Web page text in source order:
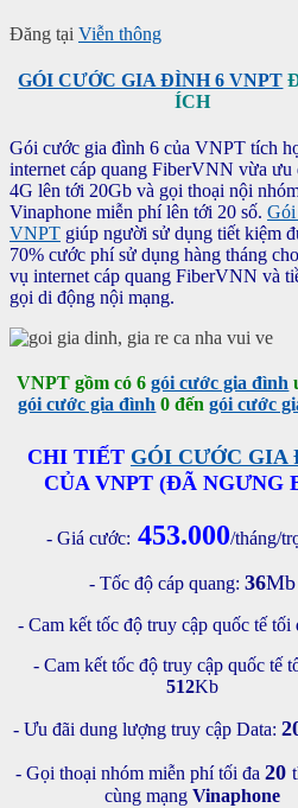
Đăng tại Viễn thông
GÓI CƯỚC GIA ĐÌNH 6 VNPT
ÍCH
Gói cước gia đình 6 của VNPT tích
internet cáp quang FiberVNN vừa ưu
4G lên tới 20Gb và gọi thoại nội
Vinaphone miễn phí lên tới 20 số. Gói
VNPT giúp người sử dụng tiết kiệm
70% cước phí sử dụng hàng tháng
vụ internet cáp quang FiberVNN và
gọi di động nội mạng.
VNPT gồm có 6gói cước gia đình
gói cước gia đình 0 đếngói cước
CHI TIẾT GÓI CƯỚC GIA
CỦA VNPT (ĐÃ NGƯNG
- Giá cước: 453.000/tháng/
- Tốc độ cáp quang:36Mb
- Cam kết tốc độ truy cập quốc tế tối
- Cam kết tốc độ truy cập quốc tế
512Kb
- Ưu đãi dung lượng truy cập Data:
- Gọi thoại nhóm miễn phí tối đa 20
cùng mạngVinaphone